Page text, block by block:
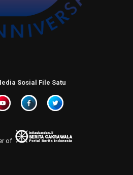
Sosial File Satu
of